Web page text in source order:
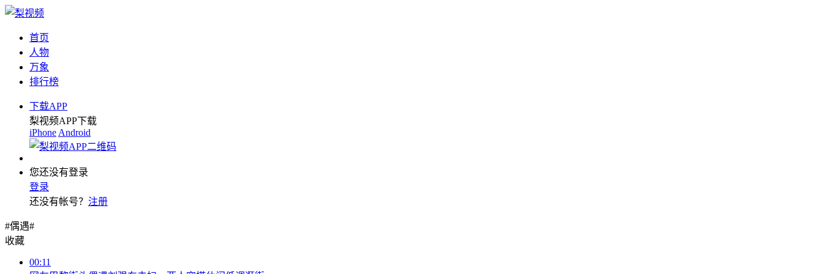
首页
人物
万象
排行榜
下载APP
梨视频APP下载
iPhone Android
您还没有登录
登录
还没有帐号？ 注册
#偶遇#
收藏
00:11